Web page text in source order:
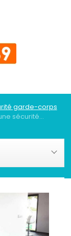
garde-corps
sécurité...